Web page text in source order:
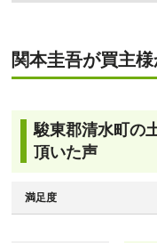
関本圭吾が買主
駿東郡清水町の
頂いた声
満足度